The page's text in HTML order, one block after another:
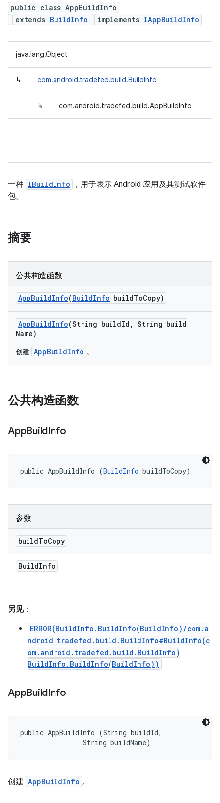
public class AppBuildInfo
extends BuildInfo implements IAppBuildInfo
java.lang.Object
↳ com.android.tradefed.build.BuildInfo
↳ com.android.tradefed.build.AppBuildInfo
一种 IBuildInfo
，用于表示 Android 应用及其测试软件
包。
摘要
公共构造函数
AppBuildInfo(BuildInfo buildToCopy)
AppBuildInfo(String buildId , String build
Name)
创建 AppBuildInfo 。
公共构造函数
AppBuildInfo
public AppBuildInfo (BuildInfo buildToCopy)
参数
buildToCopy
BuildInfo
另见：
ERROR(BuildInfo.BuildInfo(BuildInfo)/com.a
ndroid.tradefed.build.BuildInfo#BuildInfo(c
om.android.tradefed.build.BuildInfo)
BuildInfo.BuildInfo(BuildInfo))
AppBuildInfo
public AppBuildInfo (String buildId,
                String buildName)
创建 AppBuildInfo 。